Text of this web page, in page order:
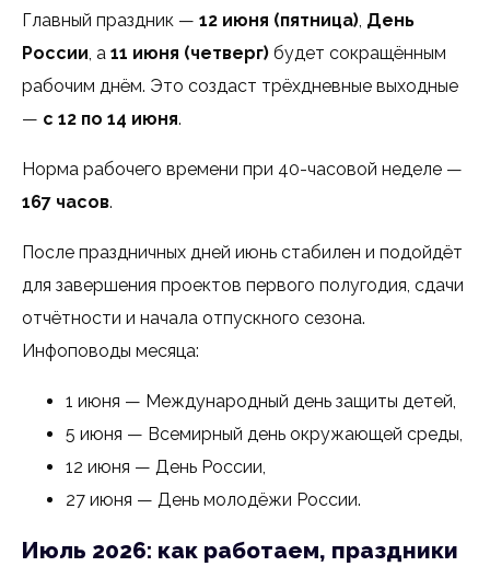
Главный праздник — 12 июня (пятница), День
России, а 11 июня (четверг) будет сокращённым
рабочим днём. Это создаст трёхдневные выходные
— с 12 по 14 июня.
Норма рабочего времени при 40-часовой неделе —
167 часов.
После праздничных дней июнь стабилен и подойдёт
для завершения проектов первого полугодия, сдачи
отчётности и начала отпускного сезона.
Инфоповоды месяца:
1 июня — Международный день защиты детей,
5 июня — Всемирный день окружающей среды,
12 июня — День России,
27 июня — День молодёжи России.
Июль 2026: как работаем, праздники